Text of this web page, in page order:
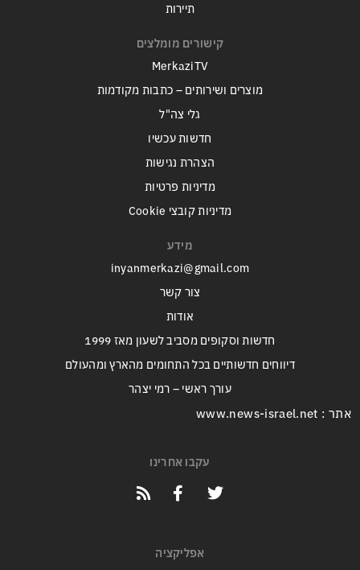
תיירות
קישורים מומלצים
MerkaziTV
מוצרים ושירותים – כתבות מקודמות
גלי צה"ל
חדשות עכשיו
הצהרת נגישות
מדיניות פרטיות
מדיניות קובצי Cookie
מידע
inyanmerkazi@gmail.com
צור קשר
אודות
חדשות וסקופים מסביב לשעון מאז 1999
דיווחים חדשותיים בכל התחומים מהארץ ומהעולם
עורך ראשי – רמי יצהר
אתר : www.news-israel.net
עקבו אחרינו
אפליקציה